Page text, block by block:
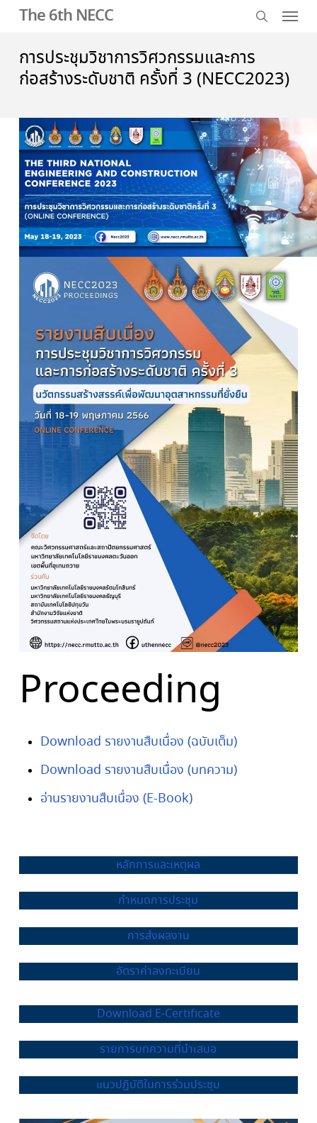
Skip
content
The 6th NECC Menu
การประชุมวิชาการวิศวกรรมและการ
ก่อสร้างระดับชาติ ครั้งที่ 3 (NECC2023)
Proceeding
Download รายงานสืบเนื่อง (ฉบับเต็ม)
Download รายงานสืบเนื่อง (บทความ)
อ่านรายงานสืบเนื่อง (E-Book)
หลักการและเหตุผล
กำหนดการประชุม
การส่งผลงาน
อัตราค่าลงทะเบียน
Download E-Certificate
รายการบทความที่นำเสนอ
แนวปฏิบัติในการร่วมประชุม